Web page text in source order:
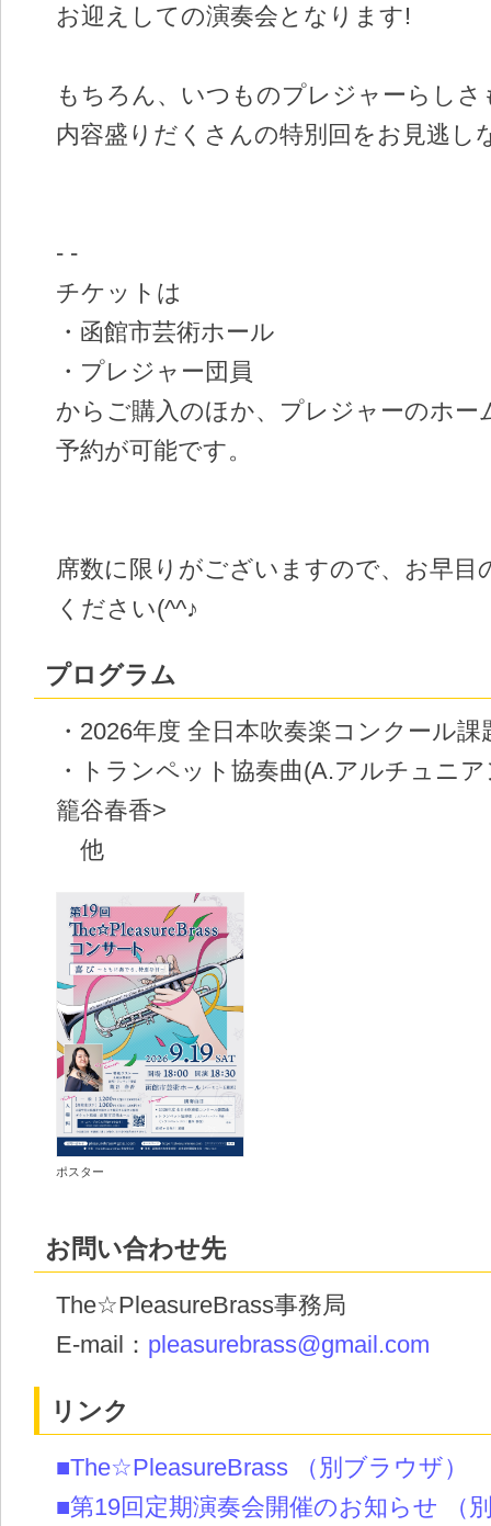
お迎えしての演奏会となります!
もちろん、いつものプレジャーらし
内容盛りだくさんの特別回をお見逃し
- -
チケットは
・函館市芸術ホール
・プレジャー団員
からご購入のほか、プレジャーのホー
予約が可能です。
席数に限りがございますので、お早目
ください(^^♪
プログラム
・2026年度 全日本吹奏楽コンクール課
・トランペット協奏曲(A.アルチュニ
籠谷春香>
他
ポスター
お問い合わせ先
The☆PleasureBrass事務局
E-mail： pleasurebrass@gmail.com
リンク
■The☆PleasureBrass
（別ブラウザ）
■第19回定期演奏会開催のお知らせ
（